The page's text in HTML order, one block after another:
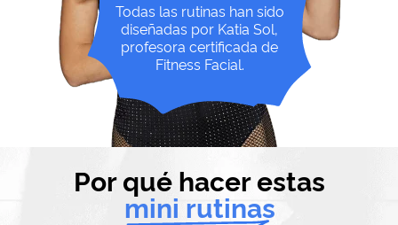
Todas las rutinas han sido
diseñadas por Katia Sol,
profesora certificada de
Fitness Facial.
Por qué hacer estas
mini rutinas